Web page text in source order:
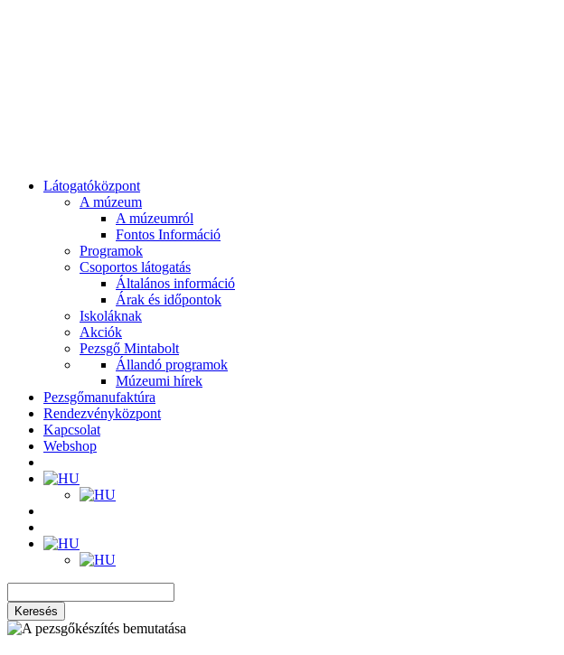
Látogatóközpont
A múzeum
A múzeumról
Fontos Információ
Programok
Csoportos látogatás
Általános információ
Árak és időpontok
Iskoláknak
Akciók
Pezsgő Mintabolt
Állandó programok
Múzeumi hírek
Pezsgőmanufaktúra
Rendezvényközpont
Kapcsolat
Webshop
Keresés